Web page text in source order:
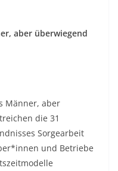
aber überwiegend
Männer, aber
die 31
Sorgearbeit
und Betriebe